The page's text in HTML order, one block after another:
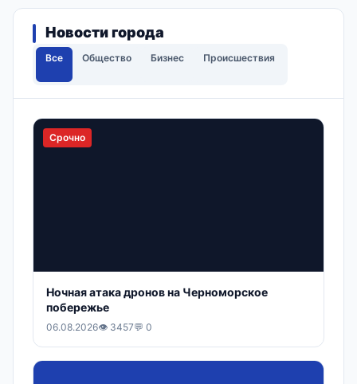
Новости города
Все Общество Бизнес Происшествия
Срочно
Ночная атака дронов на Черноморское
побережье
06.08.2026👁 3457💬 0